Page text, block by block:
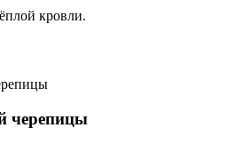
кровли.
черепицы